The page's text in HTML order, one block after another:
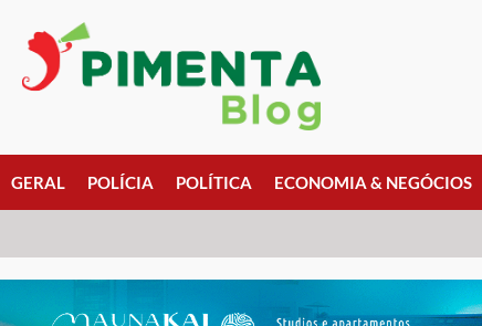
GERAL POLÍCIA POLÍTICA ECONOMIA & NEGÓCIOS